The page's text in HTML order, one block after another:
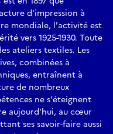
d'impression à
mondiale, l'activité est
vers 1925-1930. Toute
ateliers textiles. Les
combinées à
entraînent à
de nombreux
ne s'éteignent
aujourd'hui, au cœur
ses savoir-faire aussi